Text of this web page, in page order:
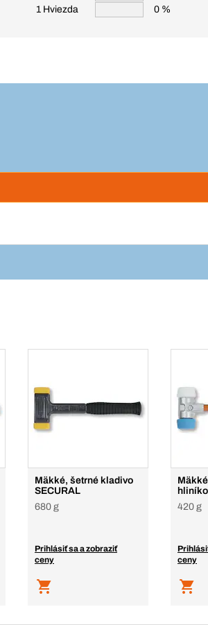
1 Hviezda
0 %
Mäkké, šetrné kladivo
SECURAL
680 g
Prihlásiť sa a zobraziť
ceny
420 g
ceny